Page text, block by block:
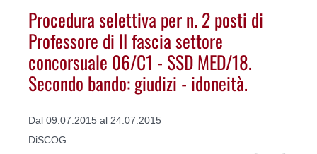
Procedura selettiva per n. 2 posti di
Professore di II fascia settore
concorsuale 06/C1 - SSD MED/18.
Secondo bando: giudizi - idoneità.
Dal 09.07.2015 al 24.07.2015
DiSCOG